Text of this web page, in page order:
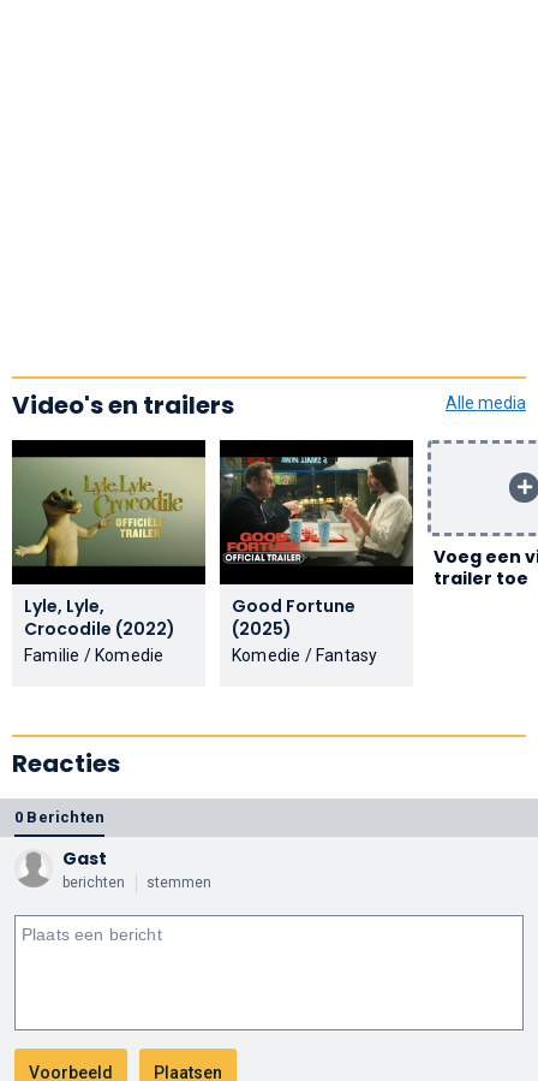
Video's en trailers Alle media
Lyle, Lyle,
Crocodile (2022)
Familie / Komedie
Good Fortune
(2025)
Komedie / Fantasy
Voeg een
trailer toe
Reacties
0 Berichten
Gast
berichten stemmen